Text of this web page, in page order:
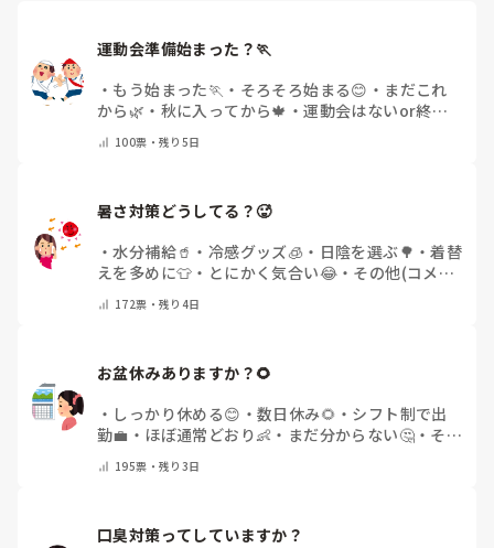
運動会準備始まった？🏃
・ もう始まった🏃 ・ そろそろ始まる😊 ・ まだこれ
から🌿 ・ 秋に入ってから🍁 ・運動会はないor終わ
100票・残り5日
暑さ対策どうしてる？🥵
・水分補給🥤 ・ 冷感グッズ🧊 ・ 日陰を選ぶ🌳 ・着替
えを多めに👕 ・ とにかく気合い😂・ その他(コメン
172票・残り4日
お盆休みありますか？🌻
・ しっかり休める😊 ・ 数日休み🌻 ・ シフト制で出
勤💼 ・ ほぼ通常どおり👶 ・ まだ分からない🤔・ その
195票・残り3日
口臭対策ってしていますか？